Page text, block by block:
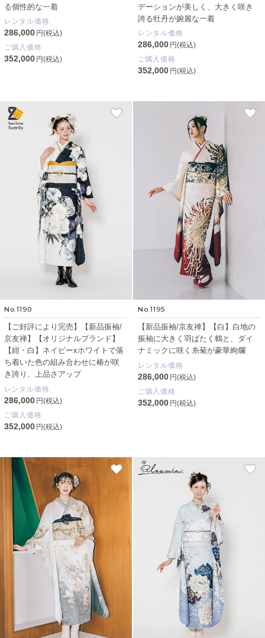
る個性的な一着
レンタル価格
286,000 円(税込)
ご購入価格
352,000 円(税込)
デーションが美しく、大きく咲き
誇る牡丹が婉麗な一着
レンタル価格
286,000 円(税込)
ご購入価格
352,000 円(税込)
No.1190
【ご好評により完売】【新品振袖/
京友禅】【オリジナルブランド】
【紺・白】ネイビーxホワイトで落
ち着いた色の組み合わせに椿が咲
き誇り、上品さアップ
レンタル価格
286,000 円(税込)
ご購入価格
352,000 円(税込)
No.1195
【新品振袖/京友禅】【白】白地の
振袖に大きく羽ばたく鶴と、ダイ
ナミックに咲く糸菊が豪華絢爛
レンタル価格
286,000 円(税込)
ご購入価格
352,000 円(税込)